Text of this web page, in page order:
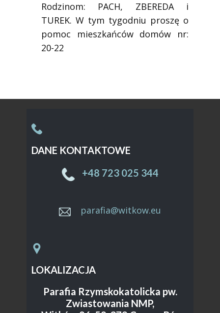
Rodzinom: PACH, ZBEREDA i
TUREK. W tym tygodniu proszę o
pomoc mieszkańców domów nr:
20-22
Sample text. Click to select the text box. Click
again or double click to start editing the text.
DANE KONTAKTOWE
+48 ​723 025 344
parafia@witkow.eu
LOKALIZACJA
Parafia Rzymskokatolicka pw.
Zwiastowania NMP,